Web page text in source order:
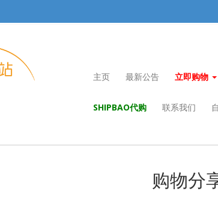
主页 最新公告 立即购物
SHIPBAO代购 联系我们
购物分